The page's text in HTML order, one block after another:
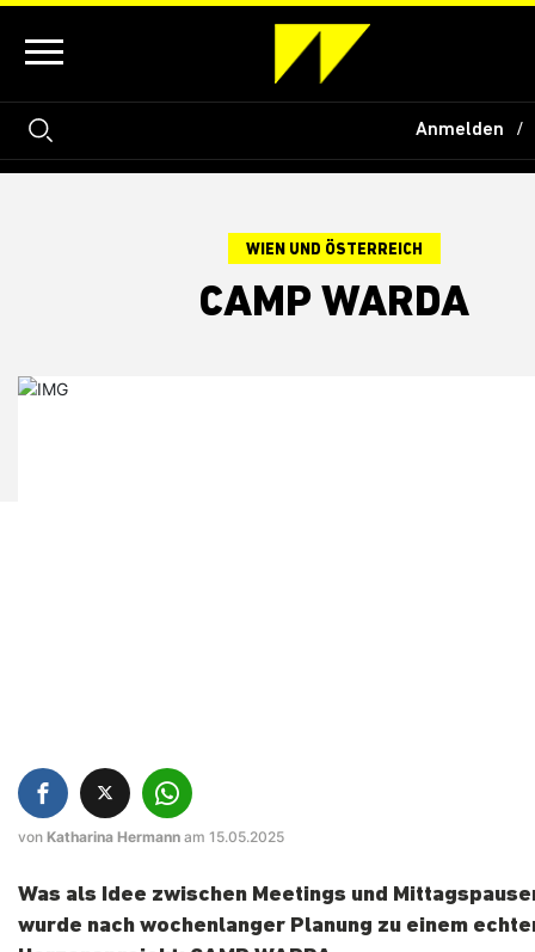
Anmelden
WIEN UND ÖSTERREICH
CAMP WARDA
von Katharina Hermann am 15.05.2025
Was als Idee zwischen Meetings und
wurde nach wochenlanger Planung zu einem